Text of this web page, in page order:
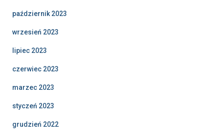
październik 2023
wrzesień 2023
lipiec 2023
czerwiec 2023
marzec 2023
styczeń 2023
grudzień 2022